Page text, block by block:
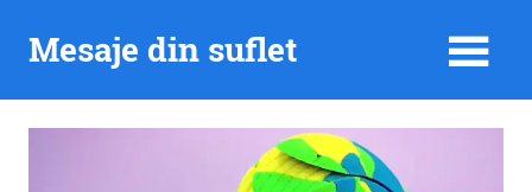
Mesaje din suflet